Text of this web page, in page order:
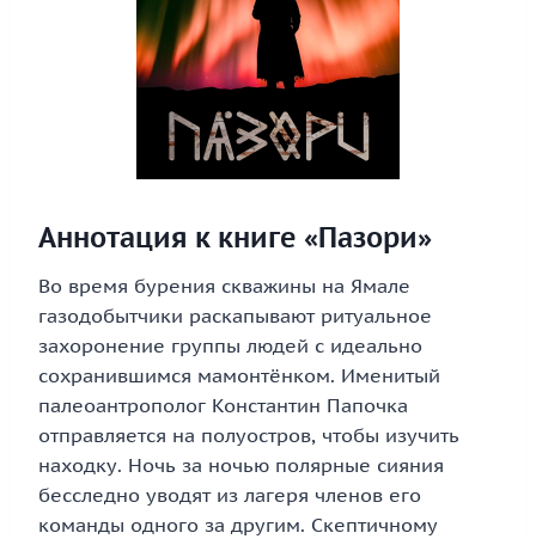
Аннотация к книге «Пазори»
Во время бурения скважины на Ямале
газодобытчики раскапывают ритуальное
захоронение группы людей с идеально
сохранившимся мамонтёнком. Именитый
палеоантрополог Константин Папочка
отправляется на полуостров, чтобы изучить
находку. Ночь за ночью полярные сияния
бесследно уводят из лагеря членов его
команды одного за другим. Скептичному